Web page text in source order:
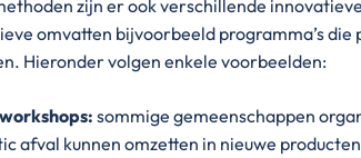
zijn er ook verschillende
omvatten bijvoorbeeld programma’s die
Hieronder volgen enkele voorbeelden:
sommige gemeenschappen
afval kunnen omzetten in nieuwe